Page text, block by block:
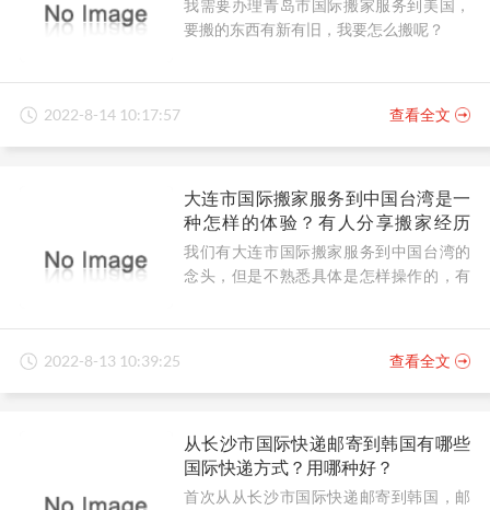
我需要办理青岛市国际搬家服务到美国，
要搬的东西有新有旧，我要怎么搬呢？
2022-8-14 10:17:57 查看全文
大连市国际搬家服务到中国台湾是一
种怎样的体验？有人分享搬家经历
吗？
我们有大连市国际搬家服务到中国台湾的
念头，但是不熟悉具体是怎样操作的，有
2022-8-13 10:39:25 查看全文
从长沙市国际快递邮寄到韩国有哪些
国际快递方式？用哪种好？
首次从从长沙市国际快递邮寄到韩国，邮